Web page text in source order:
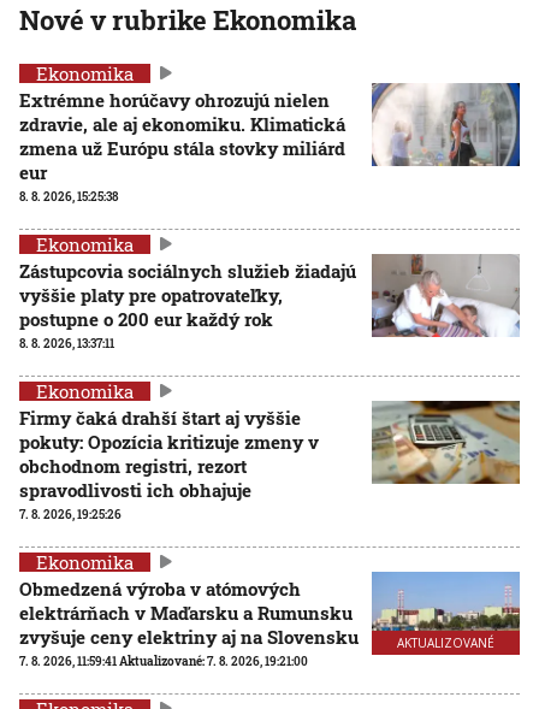
Nové v rubrike Ekonomika
Ekonomika
Extrémne horúčavy ohrozujú nielen
zdravie, ale aj ekonomiku. Klimatická
zmena už Európu stála stovky miliárd
eur
8. 8. 2026, 15:25:38
Ekonomika
Zástupcovia sociálnych služieb žiadajú
vyššie platy pre opatrovateľky,
postupne o 200 eur každý rok
8. 8. 2026, 13:37:11
Ekonomika
Firmy čaká drahší štart aj vyššie
pokuty: Opozícia kritizuje zmeny v
obchodnom registri, rezort
spravodlivosti ich obhajuje
7. 8. 2026, 19:25:26
AKTUALIZOVANÉ
Ekonomika
Obmedzená výroba v atómových
elektrárňach v Maďarsku a Rumunsku
zvyšuje ceny elektriny aj na Slovensku
7. 8. 2026, 11:59:41 Aktualizované:7. 8. 2026, 19:21:00